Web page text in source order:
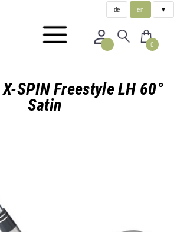
de en ▼
0
SPIN Freestyle LH 60°
Satin